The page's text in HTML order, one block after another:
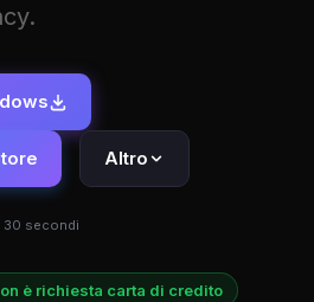
30 secondi
Altro
è richiesta carta di credito